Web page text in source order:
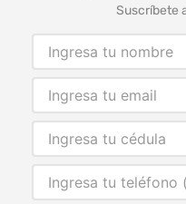
Suscríbete